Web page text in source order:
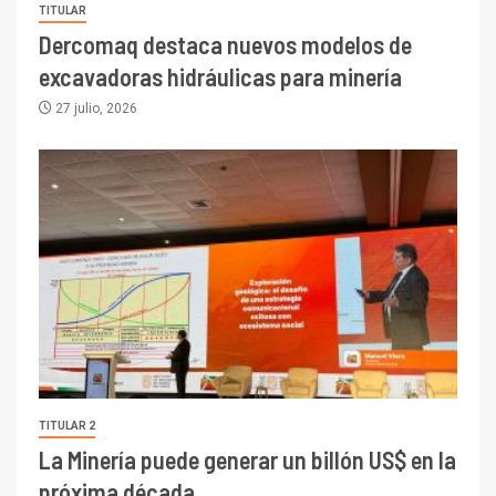
TITULAR
Dercomaq destaca nuevos modelos de
excavadoras hidráulicas para minería
27 julio, 2026
TITULAR 2
La Minería puede generar un billón US$ en la